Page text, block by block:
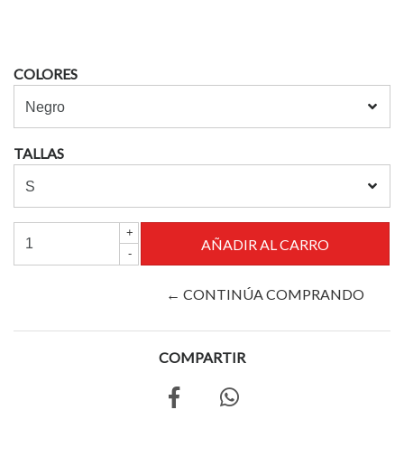
COLORES
TALLAS
+
-
← CONTINÚA COMPRANDO
COMPARTIR